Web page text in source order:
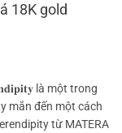
18K gold
là một trong
mắn đến một cách
từ MATERA